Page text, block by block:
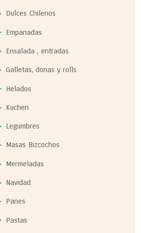
Dulces Chilenos
Empanadas
Ensalada , entradas
Galletas, donas y rolls
Helados
Kuchen
Legumbres
Masas Bizcochos
Mermeladas
Navidad
Panes
Pastas